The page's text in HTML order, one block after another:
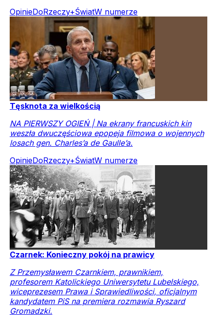
OpinieDoRzeczy+ŚwiatW numerze
Tęsknota za wielkością
NA PIERWSZY OGIEŃ | Na ekrany francuskich kin
weszła dwuczęściowa epopeja filmowa o wojennych
losach gen. Charles’a de Gaulle’a.
OpinieDoRzeczy+ŚwiatW numerze
Czarnek: Konieczny pokój na prawicy
Z Przemysławem Czarnkiem, prawnikiem,
profesorem Katolickiego Uniwersytetu Lubelskiego,
wiceprezesem Prawa i Sprawiedliwości, oficjalnym
kandydatem PiS na premiera rozmawia Ryszard
Gromadzki.